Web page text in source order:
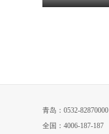
青岛：0532-82870000
全国：4006-187-187